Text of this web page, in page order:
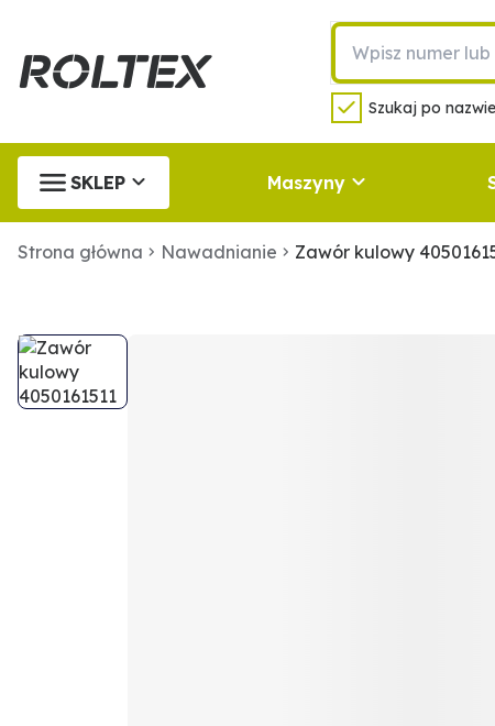
Szukaj po
SKLEP Maszyny
Strona główna Nawadnianie Zawór kulowy